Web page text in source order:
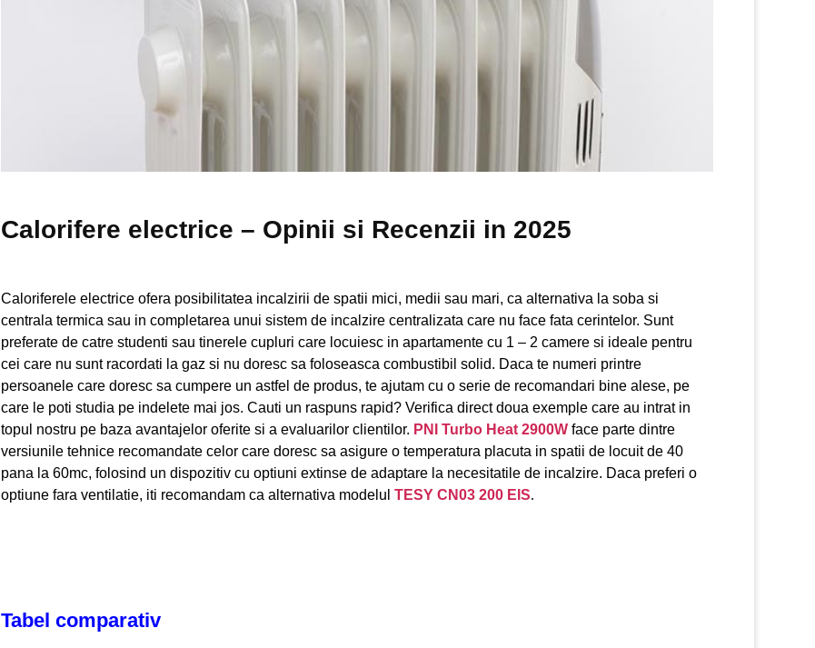
Calorifere electrice – Opinii si Recenzii in 2025
Caloriferele electrice ofera posibilitatea incalzirii de spatii mici, medii sau mari, ca alternativa la soba si
centrala termica sau in completarea unui sistem de incalzire centralizata care nu face fata cerintelor. Sunt
preferate de catre studenti sau tinerele cupluri care locuiesc in apartamente cu 1 – 2 camere si ideale pentru
cei care nu sunt racordati la gaz si nu doresc sa foloseasca combustibil solid. Daca te numeri printre
persoanele care doresc sa cumpere un astfel de produs, te ajutam cu o serie de recomandari bine alese, pe
care le poti studia pe indelete mai jos. Cauti un raspuns rapid? Verifica direct doua exemple care au intrat in
topul nostru pe baza avantajelor oferite si a evaluarilor clientilor. PNI Turbo Heat 2900W face parte dintre
versiunile tehnice recomandate celor care doresc sa asigure o temperatura placuta in spatii de locuit de 40
pana la 60mc, folosind un dispozitiv cu optiuni extinse de adaptare la necesitatile de incalzire. Daca preferi o
optiune fara ventilatie, iti recomandam ca alternativa modelulTESY CN03 200 EIS.
Tabel comparativ